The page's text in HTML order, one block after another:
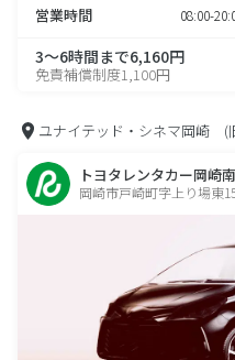
営業時間 08:00-
3～6時間まで6,160円
免責補償制度1,100円
ユナイテッド・シネマ岡崎 (
トヨタレンタカー岡崎南
岡崎市戸崎町字上り場東